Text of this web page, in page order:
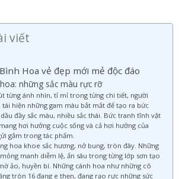
viết
Hoa vẻ đẹp mới mẻ độc đáo
những sắc màu rực rỡ
từng ánh nhìn, tỉ mỉ trong từng chi tiết, người
tái hiện những gam màu bắt mắt để tạo ra bức
đầy sắc màu, nhiều sắc thái. Bức tranh tĩnh vật
hơi hưởng cuộc sống và cả hơi hưởng của
gắm trong tác phẩm.
hoa khoe sắc hương, nở bung, tròn đây. Những
manh diễm lệ, ẩn sâu trong từng lớp sơn tạo
ảo, huyền bí. Những cánh hoa như những cô
tròn 16 đang e thẹn, đang rạo rực những sức